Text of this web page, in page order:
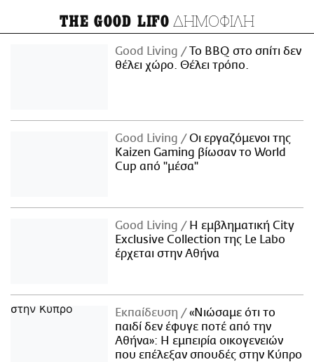
THE GOOD LIFO ΔΗΜΟΦΙΛΗ
Good Living
Το BBQ στο σπίτι δεν
θέλει χώρο. Θέλει τρόπο.
Good Living
Οι εργαζόμενοι της
Kaizen Gaming βίωσαν το World
Cup από "μέσα"
Good Living
Η εμβληματική City
Exclusive Collection της Le Labo
έρχεται στην Αθήνα
Εκπαίδευση
«Νιώσαμε ότι το
παιδί δεν έφυγε ποτέ από την
Αθήνα»: Η εμπειρία οικογενειών
που επέλεξαν σπουδές στην Κύπρο